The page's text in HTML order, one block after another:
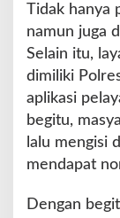
Tidak hanya
namun juga
Selain itu,
dimiliki
aplikasi
begitu,
lalu mengisi
mendapat
Dengan